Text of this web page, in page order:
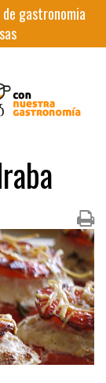
gastronomia